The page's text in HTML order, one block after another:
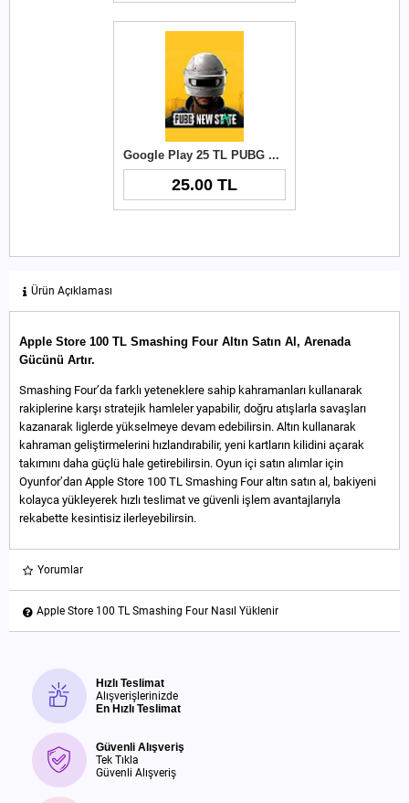
Google Play 25 TL PUBG New State NC
25.00 TL
Ürün Açıklaması
Apple Store 100 TL Smashing Four Altın Satın Al, Arenada
Gücünü Artır.
Smashing Four’da farklı yeteneklere sahip kahramanları kullanarak
rakiplerine karşı stratejik hamleler yapabilir, doğru atışlarla savaşları
kazanarak liglerde yükselmeye devam edebilirsin. Altın kullanarak
kahraman geliştirmelerini hızlandırabilir, yeni kartların kilidini açarak
takımını daha güçlü hale getirebilirsin. Oyun içi satın alımlar için
Oyunfor’dan Apple Store 100 TL Smashing Four altın satın al, bakiyeni
kolayca yükleyerek hızlı teslimat ve güvenli işlem avantajlarıyla
rekabette kesintisiz ilerleyebilirsin.
Yorumlar
Apple Store 100 TL Smashing Four Nasıl Yüklenir
Hızlı Teslimat
Alışverişlerinizde
En Hızlı Teslimat
Güvenli Alışveriş
Tek Tıkla
Güvenli Alışveriş